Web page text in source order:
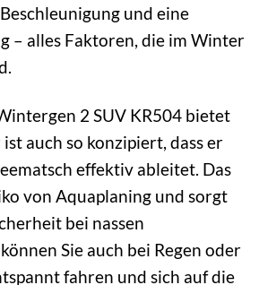
und eine
– alles Faktoren, die im Winter
2 SUV KR504 bietet
auch so konzipiert, dass er
effektiv ableitet. Das
von Aquaplaning und sorgt
bei nassen
Sie auch bei Regen oder
fahren und sich auf die